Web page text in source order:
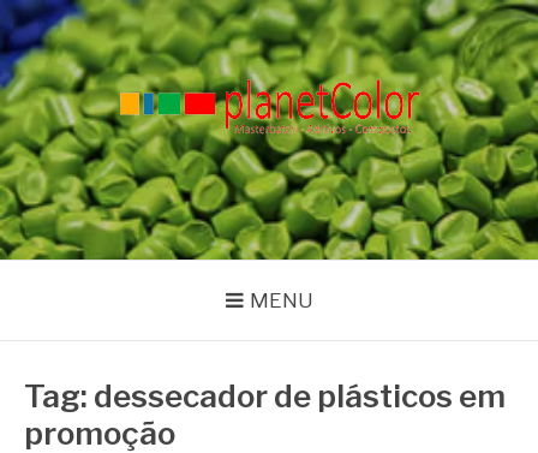
Pular
para
o
conteúdo
PLANET COLOR
Blog
MENU
Tag: dessecador de plásticos em
promoção